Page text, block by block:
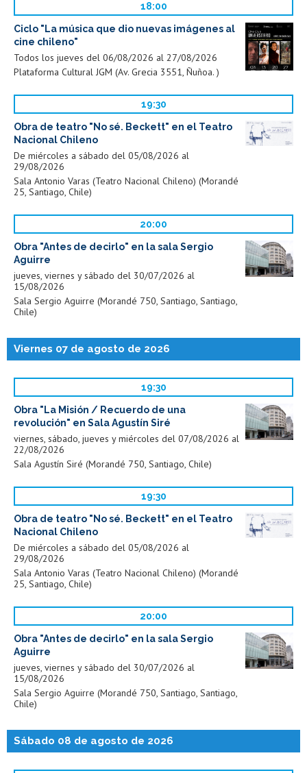
18:00
Ciclo "La música que dio nuevas imágenes al
cine chileno"
Todos los jueves del 06/08/2026 al 27/08/2026
Plataforma Cultural JGM (Av. Grecia 3551, Ñuñoa. )
19:30
Obra de teatro "No sé. Beckett" en el Teatro
Nacional Chileno
De miércoles a sábado del 05/08/2026 al
29/08/2026
Sala Antonio Varas (Teatro Nacional Chileno) (Morandé
25, Santiago, Chile)
20:00
Obra "Antes de decirlo" en la sala Sergio
Aguirre
jueves, viernes y sábado del 30/07/2026 al
15/08/2026
Sala Sergio Aguirre (Morandé 750, Santiago, Santiago,
Chile)
Viernes 07 de agosto de 2026
19:30
Obra "La Misión / Recuerdo de una
revolución" en Sala Agustín Siré
viernes, sábado, jueves y miércoles del 07/08/2026 al
22/08/2026
Sala Agustín Siré (Morandé 750, Santiago, Chile)
19:30
Obra de teatro "No sé. Beckett" en el Teatro
Nacional Chileno
De miércoles a sábado del 05/08/2026 al
29/08/2026
Sala Antonio Varas (Teatro Nacional Chileno) (Morandé
25, Santiago, Chile)
20:00
Obra "Antes de decirlo" en la sala Sergio
Aguirre
jueves, viernes y sábado del 30/07/2026 al
15/08/2026
Sala Sergio Aguirre (Morandé 750, Santiago, Santiago,
Chile)
Sábado 08 de agosto de 2026